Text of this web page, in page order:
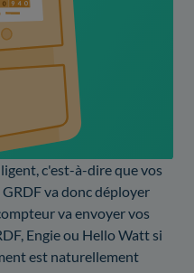
c'est-à-dire que vos
va donc déployer
va envoyer vos
Engie ou Hello Watt si
est naturellement